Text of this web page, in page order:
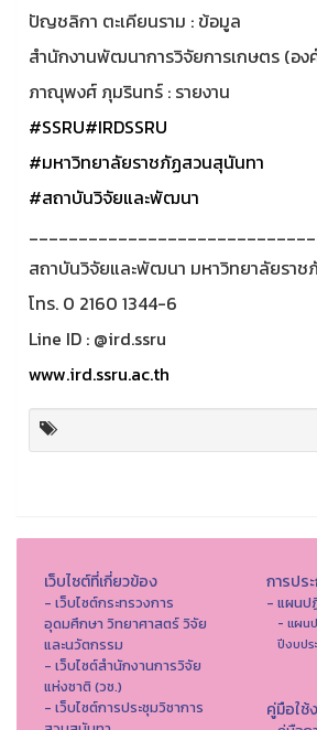
ปัญชลิกา ตะเคียนราม : ข้อมูล
สำนักงานพัฒนาการวิจัยการเกษตร (อง
ภาณุพงศ์ ภุมรินทร์ : รายงาน
#SSRU#IRDSSRU
#มหาวิทยาลัยราชภัฏสวนสุนันทา
#สถาบันวิจัยและพัฒนา
สถาบันวิจัยและพัฒนา มหาวิทยาลัยราช
โทร. 0 2160 1344-6
Line ID : @ird.ssru
www.ird.ssru.ac.th
เว็บไซต์ที่เกี่ยวข้อง
- เว็บไซต์กระทรวงการ
อุดมศึกษา วิทยาศาสตร์ วิจัย
และนวัตกรรม
- เว็บไซต์สำนักงานการวิจัย
แห่งชาติ (วช.)
- เว็บไซต์การประชุมวิชาการ
การปร
- แผนป
- แผน
ปีงบป
คู่มือใช้